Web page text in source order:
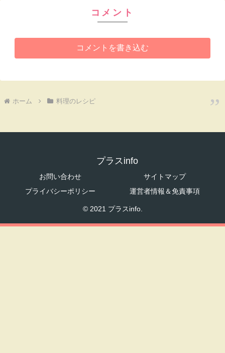
コメント
コメントを書き込む
ホーム 料理のレシピ
プラスinfo
お問い合わせ
サイトマップ
プライバシーポリシー
運営者情報＆免責事項
© 2021 プラスinfo.